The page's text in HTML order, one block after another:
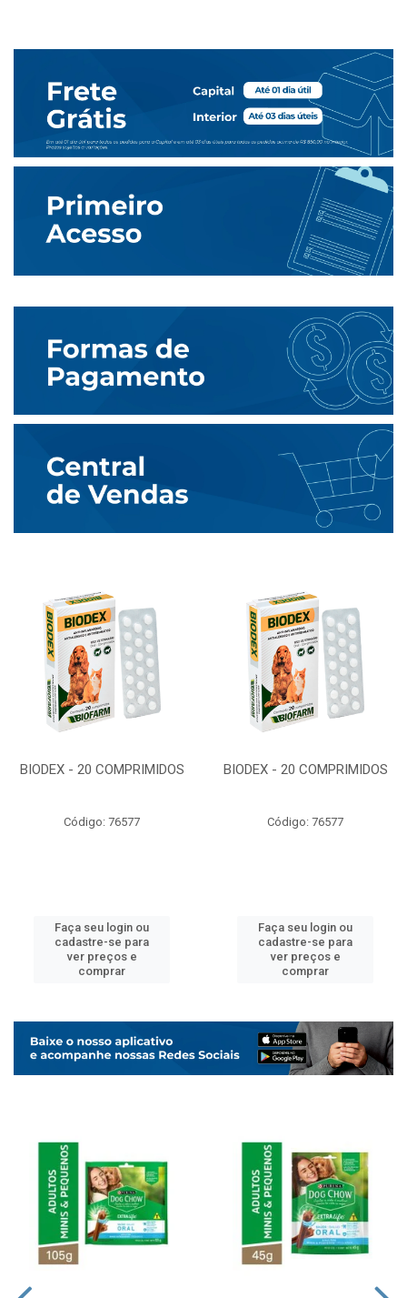
BIODEX - 20 COMPRIMIDOS
Código: 76577
Faça seu login ou
cadastre-se para
ver preços e
comprar
BIODEX - 20 COMPRIMIDOS
Código: 76577
Faça seu login ou
cadastre-se para
ver preços e
comprar